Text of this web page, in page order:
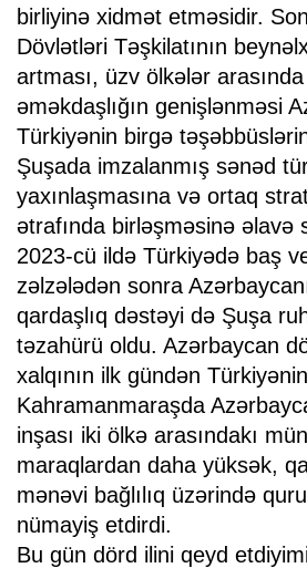
birliyinə xidmət etməsidir.
Dövlətləri Təşkilatının
artması, üzv ölkələr
əməkdaşlığın genişlənməsi
Türkiyənin birgə
Şuşada imzalanmış sənəd
yaxınlaşmasına və ortaq
ətrafında birləşməsinə əlavə
2023-cü ildə Türkiyədə baş
zəlzələdən sonra
qardaşlıq dəstəyi də Şuşa
təzahürü oldu. Azərbaycan
xalqının ilk gündən
Kahramanmaraşda
inşası iki ölkə arasındakı
maraqlardan daha yüksək,
mənəvi bağlılıq üzərində
nümayiş etdirdi.
Bu gün dörd ilini qeyd